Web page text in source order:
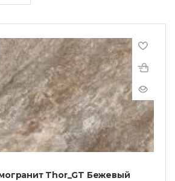
Thor_GT Бежевый